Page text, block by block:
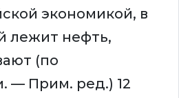
экономикой, в
лежит нефть,
(по
— Прим. ред.) 12